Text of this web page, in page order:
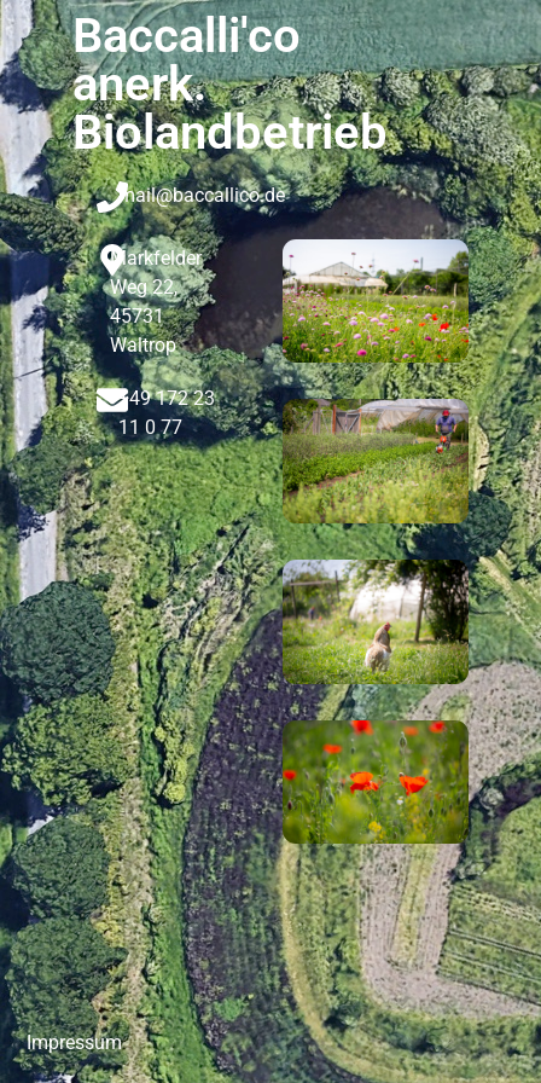
Baccalli'co
anerk.
Biolandbetrieb
mail@baccallico.de
Markfelder
Weg 22,
45731
Waltrop
+49 172 23
11 0 77
Impressum